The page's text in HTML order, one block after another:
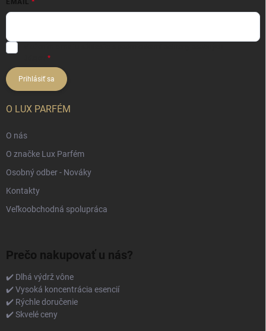
EMAIL
Prihlásiť sa
O LUX PARFÉM
O nás
O značke Lux Parfém
Osobný odber - Nováky
Kontakty
Veľkoobchodná spolupráca
Prečo nakupovať u nás?
✔️ Dlhá výdrž vône
✔️ Vysoká koncentrácia esencií
✔️ Rýchle doručenie
✔️ Skvelé ceny